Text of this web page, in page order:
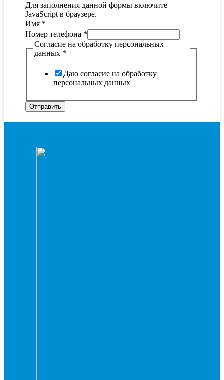
Для заполнения данной формы включите
JavaScript в браузере.
Имя *
Номер телефона *
Согласие на обработку персональных
данных *
Даю согласие на обработку
персональных данных
Отправить